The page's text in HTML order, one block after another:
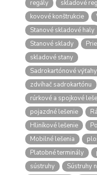
regály
skladové
kovové konštrukcie
Stanové skladové haly
Stanové sklady
skladové stany
Sadrokartónové výťahy
zdvíhač sadrokartónu
rúrkové a spojkové
pojazdné lešenie
Hliníkové lešenie
Mobilné lešenia
Platobné terminály
sústruhy
Sústruhy